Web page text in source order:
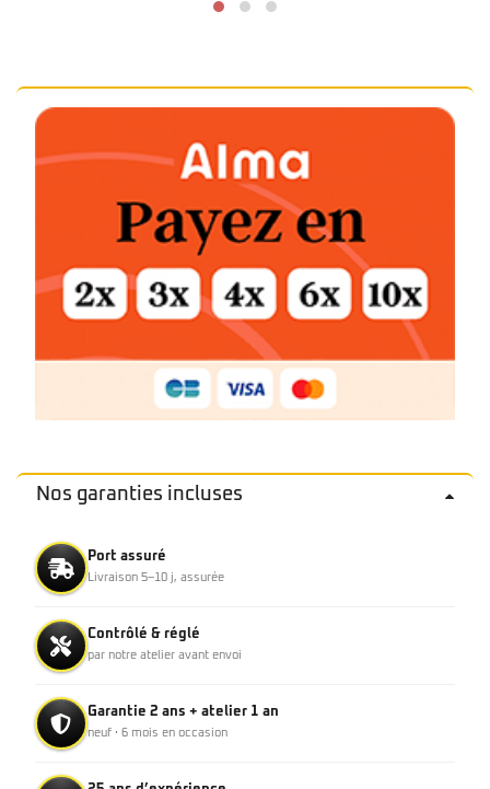
Nos garanties incluses
Port assuré
Livraison 5–10 j, assurée
Contrôlé & réglé
par notre atelier avant envoi
Garantie 2 ans + atelier 1 an
neuf · 6 mois en occasion